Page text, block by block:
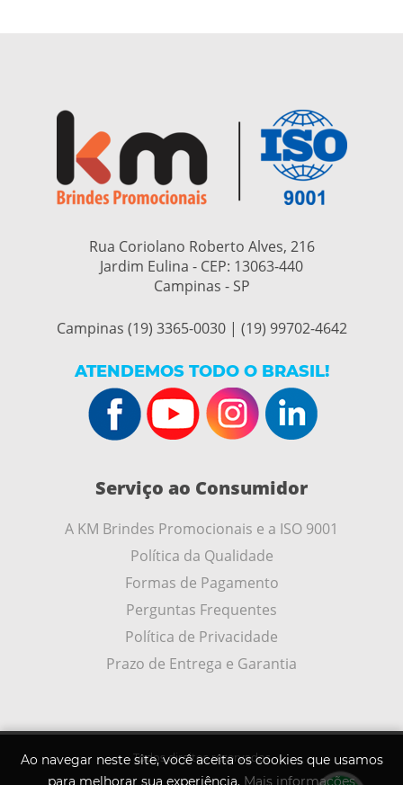
Ao navegar neste site, você aceita os cookies que usamos
para melhorar sua experiência. Mais informações
Rua Coriolano Roberto Alves, 216
Jardim Eulina - CEP: 13063-440
Campinas - SP
Campinas (19) 3365-0030 | (19) 99702-4642
ATENDEMOS TODO O BRASIL!
Serviço ao Consumidor
A KM Brindes Promocionais e a ISO 9001
Política da Qualidade
Formas de Pagamento
Perguntas Frequentes
Política de Privacidade
Prazo de Entrega e Garantia
Todos direitos reservados